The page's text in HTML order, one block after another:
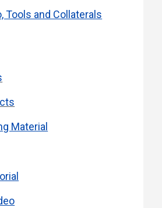
Tools and Collaterals
Material